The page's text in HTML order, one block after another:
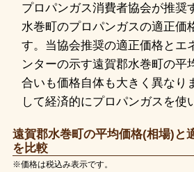
プロパンガス消費者協会が推奨
水巻町のプロパンガスの適正価
す。当協会推奨の適正価格とエ
ンターの示す遠賀郡水巻町の平
合いも価格自体も大きく異なり
して経済的にプロパンガスを使
遠賀郡水巻町の平均価格(相場)と
を比較
※価格は税込み表示です。